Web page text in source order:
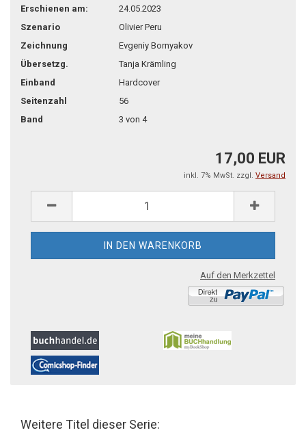
Erschienen am:
24.05.2023
Szenario
Olivier Peru
Zeichnung
Evgeniy Bornyakov
Übersetzg.
Tanja Krämling
Einband
Hardcover
Seitenzahl
56
Band
3 von 4
17,00 EUR
inkl. 7% MwSt. zzgl. Versand
Auf den Merkzettel
Weitere Titel dieser Serie: